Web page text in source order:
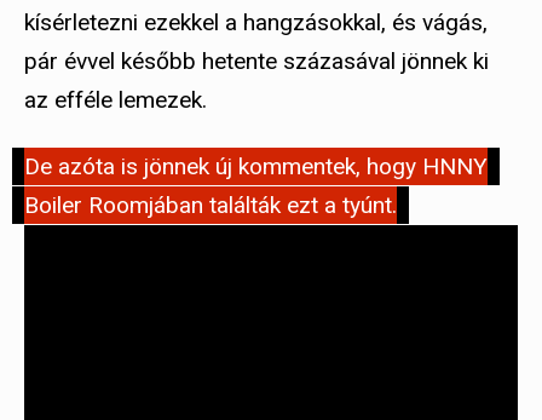
kísérletezni ezekkel a hangzásokkal, és vágás,
pár évvel később hetente százasával jönnek ki
az efféle lemezek.
De azóta is jönnek új kommentek, hogy HNNY
Boiler Roomjában találták ezt a tyúnt.